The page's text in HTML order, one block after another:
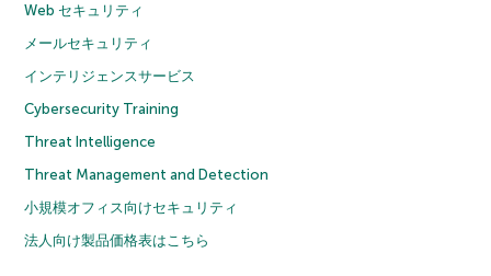
Web セキュリティ
メールセキュリティ
インテリジェンスサービス
Cybersecurity Training
Threat Intelligence
Threat Management and Detection
小規模オフィス向けセキュリティ
法人向け製品価格表はこちら